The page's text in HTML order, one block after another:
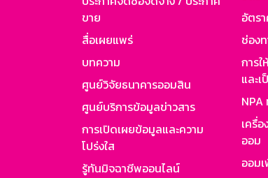
ขาย
สื่อเผยแพร่
บทความ
ศูนย์วิจัยธนาคารออมสิน
ศูนย์บริการข้อมูลข่าวสาร
การเปิดเผยข้อมูลและความ
โปร่งใส
รู้ทันมิจฉาชีพออนไลน์
อัตร
ช่อง
การ
และ
เครื่
ออม
ออม